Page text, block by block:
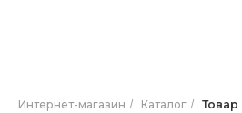
Интернет-магазин / Каталог / Товар